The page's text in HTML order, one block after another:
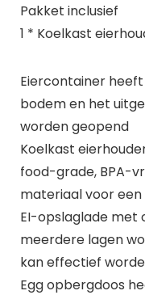
Pakket inclusief
1 * Koelkast
Eiercontainer
bodem en het
worden geopend
Koelkast
food-grade, BPA-
materiaal voor
EI-opslaglade
meerdere lagen
kan effectief
Egg opbergdoos